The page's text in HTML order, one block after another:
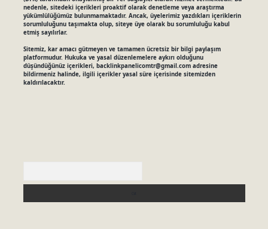
nedenle, sitedeki içerikleri proaktif olarak denetleme veya araştırma
yükümlülüğümüz bulunmamaktadır. Ancak, üyelerimiz yazdıkları içeriklerin
sorumluluğunu taşımakta olup, siteye üye olarak bu sorumluluğu kabul
etmiş sayılırlar.
Sitemiz, kar amacı gütmeyen ve tamamen ücretsiz bir bilgi paylaşım
platformudur. Hukuka ve yasal düzenlemelere aykırı olduğunu
düşündüğünüz içerikleri, backlinkpanelicomtr@gmail.comadresine
bildirmeniz halinde, ilgili içerikler yasal süre içerisinde sitemizden
kaldırılacaktır.